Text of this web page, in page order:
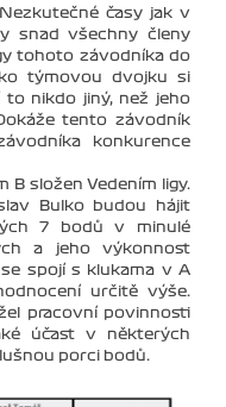
časy jak v
snad všechny členy
tohoto závodníka do
týmovou dvojku si
to nikdo jiný, než jeho
tento závodník
konkurence
B složen Vedením ligy.
Bulko budou hájit
7 bodů v minulé
a jeho výkonnost
spojí s klukama v A
určitě výše.
pracovní povinnosti
účast v některých
porci bodů.